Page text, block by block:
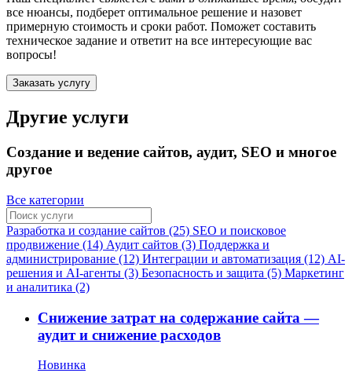
все нюансы, подберет оптимальное решение и назовет
примерную стоимость и сроки работ. Поможет составить
техническое задание и ответит на все интересующие вас
вопросы!
Заказать услугу
Другие услуги
Создание и ведение сайтов, аудит, SEO и многое
другое
Все категории
Разработка и создание сайтов (25) SEO и поисковое
продвижение (14) Аудит сайтов (3) Поддержка и
администрирование (12) Интеграции и автоматизация (12) AI-
решения и AI-агенты (3) Безопасность и защита (5) Маркетинг
и аналитика (2)
Снижение затрат на содержание сайта —
аудит и снижение расходов
Новинка